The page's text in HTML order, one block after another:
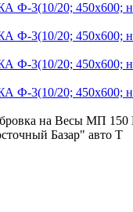
на Весы МП
Базар" авто Т